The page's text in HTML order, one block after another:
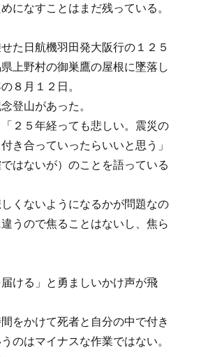
になすことはまだ残っている。
た日航機羽田発大阪行の１２５
上野村の御巣鷹の屋根に墜落し
８月１２日。
登山があった。
２５年経っても悲しい。震災の
き合っていったらいいと思う」
はないが）のことを語っている
くないようになるかが問題なの
うので焦ることはないし、焦ら
届ける」と勇ましいかけ声が飛
をかけて死者と自分の中で付き
のはマイナスな作業ではない。